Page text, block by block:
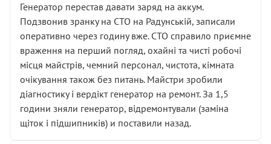
Генератор перестав давати заряд на аккум.
Подзвонив зранку на СТО на Радунській, записали
оперативно через годину вже. СТО справило приємне
враження на перший погляд, охайні та чисті робочі
місця майстрів, чемний персонал, чистота, кімната
очікування також без питань. Майстри зробили
діагностику і вердікт генератор на ремонт. За 1,5
години зняли генератор, відремонтували (заміна
щіток і підшипників) и поставили назад.